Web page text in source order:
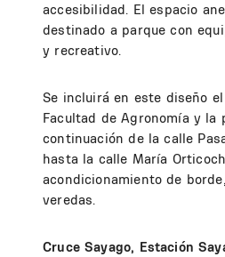
accesibilidad. El espacio
destinado a parque con
y recreativo.
Se incluirá en este diseño
Facultad de Agronomía y la
continuación de la calle
hasta la calle María
acondicionamiento de
veredas.
Cruce Sayago, Estación